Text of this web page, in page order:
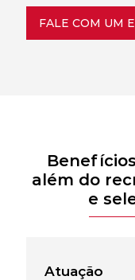
FALE COM UM
além do
e
Atuação